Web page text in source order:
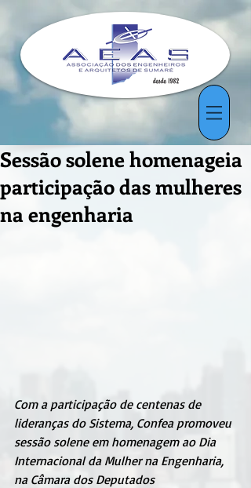
Sessão solene homenageia
participação das mulheres
na engenharia
Com a participação de centenas de
lideranças do Sistema, Confea promoveu
sessão solene em homenagem ao Dia
Internacional da Mulher na Engenharia,
na Câmara dos Deputados